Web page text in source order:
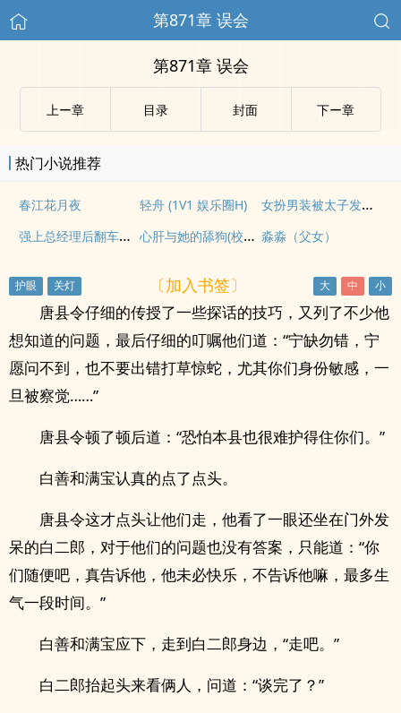
第871章 误会
第871章 误会
上ー章 目录 封面 下ー章
热门小说推荐
春江花月夜 轻舟 (1V1 娱乐圈H)
女扮男装被太子发现后（1v1 h）
强上总经理后翻车了（借精 1v1）
心肝与她的舔狗(校园H 强取豪夺) 淼淼（父女）
〔加入书签〕
唐县令仔细的传授了一些探话的技巧，又列了不少他
想知道的问题，最后仔细的叮嘱他们道：“宁缺勿错，宁
愿问不到，也不要出错打草惊蛇，尤其你们身份敏感，一
旦被察觉……”
唐县令顿了顿后道：“恐怕本县也很难护得住你们。”
白善和满宝认真的点了点头。
唐县令这才点头让他们走，他看了一眼还坐在门外发
呆的白二郎，对于他们的问题也没有答案，只能道：“你
们随便吧，真告诉他，他未必快乐，不告诉他嘛，最多生
气一段时间。”
白善和满宝应下，走到白二郎身边，“走吧。”
白二郎抬起头来看俩人，问道：“谈完了？”